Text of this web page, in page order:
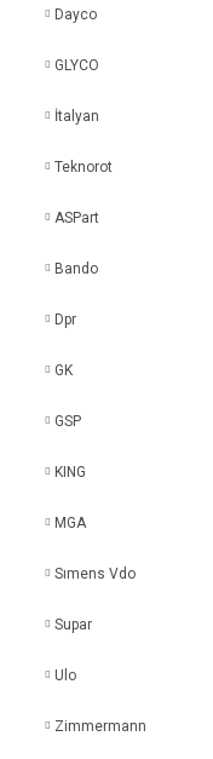
Dayco
GLYCO
İtalyan
Teknorot
ASPart
Bando
Dpr
GK
GSP
KING
MGA
Sımens Vdo
Supar
Ulo
Zimmermann